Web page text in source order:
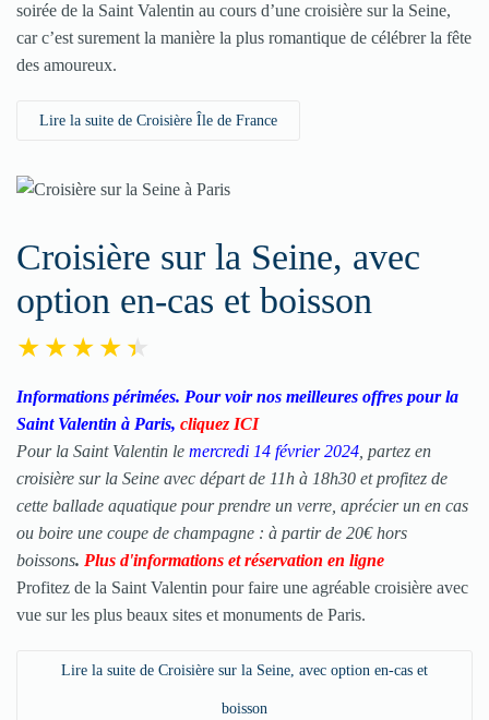
soirée de la Saint Valentin au cours d’une croisière sur la Seine,
car c’est surement la manière la plus romantique de célébrer la fête
des amoureux.
Lire la suite de Croisière Île de France
Croisière sur la Seine, avec
option en-cas et boisson
Informations périmées. Pour voir nos meilleures offres pour la
Saint Valentin à Paris, cliquez ICI
Pour la Saint Valentin le mercredi 14 février 2024 , partez en
croisière sur la Seine avec départ de 11h à 18h30 et profitez de
cette ballade aquatique pour prendre un verre, aprécier un en cas
ou boire une coupe de champagne : à partir de 20€ hors
boissons. Plus d'informations et réservation en ligne
Profitez de la Saint Valentin pour faire une agréable croisière avec
vue sur les plus beaux sites et monuments de Paris.
Lire la suite de Croisière sur la Seine, avec option en-cas et
boisson